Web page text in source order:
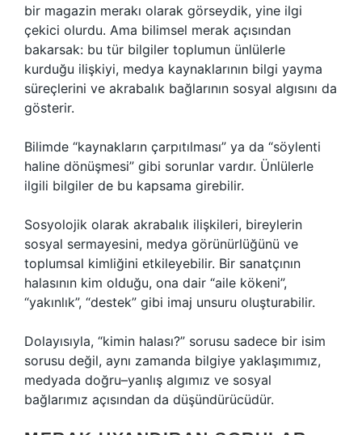
bir magazin merakı olarak görseydik, yine ilgi
çekici olurdu. Ama bilimsel merak açısından
bakarsak: bu tür bilgiler toplumun ünlülerle
kurduğu ilişkiyi, medya kaynaklarının bilgi yayma
süreçlerini ve akrabalık bağlarının sosyal algısını da
gösterir.
Bilimde “kaynakların çarpıtılması” ya da “söylenti
haline dönüşmesi” gibi sorunlar vardır. Ünlülerle
ilgili bilgiler de bu kapsama girebilir.
Sosyolojik olarak akrabalık ilişkileri, bireylerin
sosyal sermayesini, medya görünürlüğünü ve
toplumsal kimliğini etkileyebilir. Bir sanatçının
halasının kim olduğu, ona dair “aile kökeni”,
“yakınlık”, “destek” gibi imaj unsuru oluşturabilir.
Dolayısıyla, “kimin halası?” sorusu sadece bir isim
sorusu değil, aynı zamanda bilgiye yaklaşımımız,
medyada doğru–yanlış algımız ve sosyal
bağlarımız açısından da düşündürücüdür.